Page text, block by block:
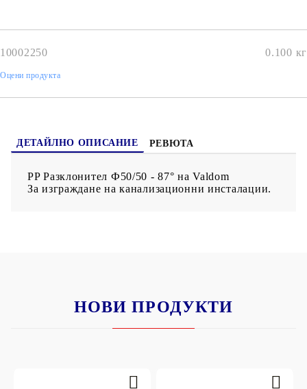
10002250 0.100 кг
Оцени продукта
ДЕТАЙЛНО ОПИСАНИЕ РЕВЮТА
PP Разклонител Ф50/50 - 87° на Valdom
За изграждане на канализационни инсталации.
НОВИ ПРОДУКТИ